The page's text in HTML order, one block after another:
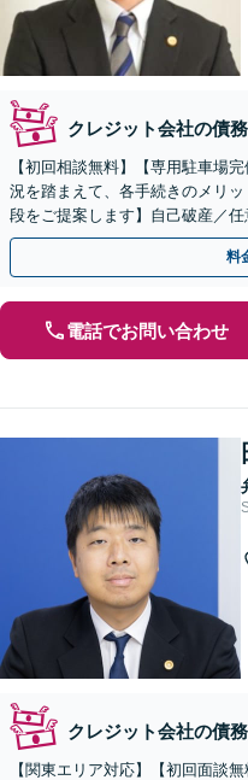
クレジット会社の債
【初回相談無料】【専用駐車場
況を踏まえて、各手続きのメリ
段をご提案します】自己破産／
身にサポートし、迅速な解決へ
料
電話でお問い合わせ
クレジット会社の債
【関東エリア対応】【初回面談